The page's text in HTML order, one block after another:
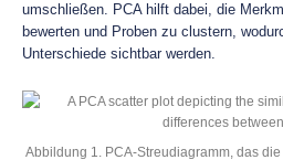
umschließen. PCA hilft dabei, die
bewerten und Proben zu clustern,
Unterschiede sichtbar werden.
Abbildung 1. PCA-Streudiagramm, das